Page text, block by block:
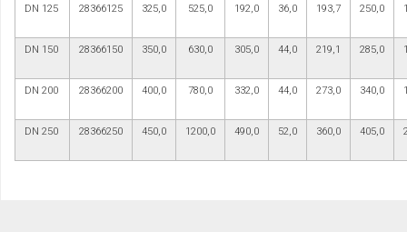
DN 125 28366125 325,0 525,0 192,0 36,0 193,7 250,0
DN 150 28366150 350,0 630,0 305,0 44,0 219,1 285,0
DN 200 28366200 400,0 780,0 332,0 44,0 273,0 340,0
DN 250 28366250 450,0 1200,0 490,0 52,0 360,0 405,0